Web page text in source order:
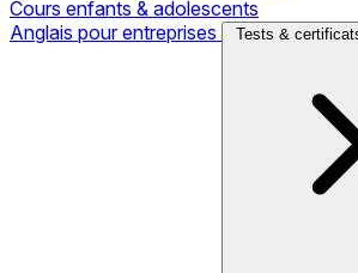
Cours enfants & adolescents
Anglais pour entreprises
Tests &